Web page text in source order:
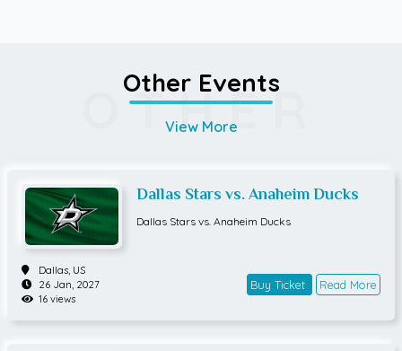
OTHER
Other Events
View More
Dallas Stars vs. Anaheim Ducks
Dallas Stars vs. Anaheim Ducks
Dallas, US
26 Jan, 2027
16 views
Buy Ticket Read More